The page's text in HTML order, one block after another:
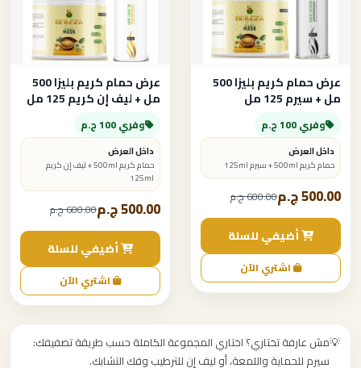
عرض حمام كريم بليزا 500
مل + سيرم 125 مل
وفري 100 ج.م
داخل العرض
حمام كريم 500ml + سيرم 125ml
500.00 ج.م 600.00 ج.م
أضيفي للسلة
اشتري الآن
عرض حمام كريم بليزا 500
مل + ليف إن كريم 125 مل
وفري 100 ج.م
داخل العرض
حمام كريم 500ml + ليف إن كريم
125ml
500.00 ج.م 600.00 ج.م
أضيفي للسلة
اشتري الآن
💡مش عارفة تختاري؟ اختاري المجموعة الكاملة حسب طريقة تصفيفك:
سيرم للحماية واللمعة، أو ليف إن للترطيب وفك التشابك.